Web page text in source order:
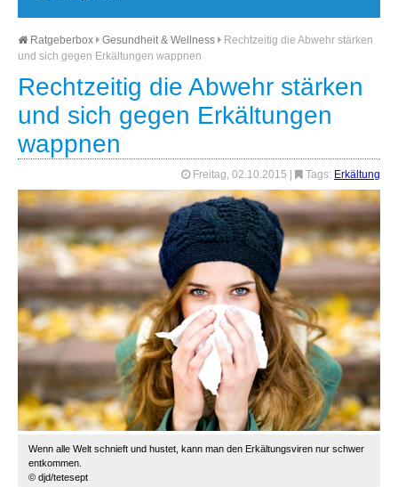
Ratgeberbox Gesundheit & Wellness
Rechtzeitig die Abwehr stärken
und sich gegen Erkältungen wappnen
Rechtzeitig die Abwehr stärken
und sich gegen Erkältungen
wappnen
Freitag, 02.10.2015 Tags: Erkältung
Wenn alle Welt schnieft und hustet, kann man den Erkältungsviren nur schwer
entkommen.
© djd/tetesept